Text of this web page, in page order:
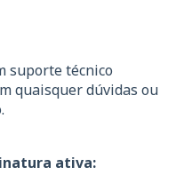
suporte técnico
quaisquer dúvidas ou
ativa: